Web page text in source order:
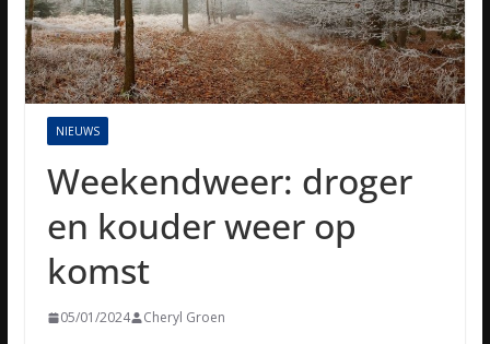
NIEUWS
Weekendweer: droger
en kouder weer op
komst
05/01/2024 Cheryl Groen